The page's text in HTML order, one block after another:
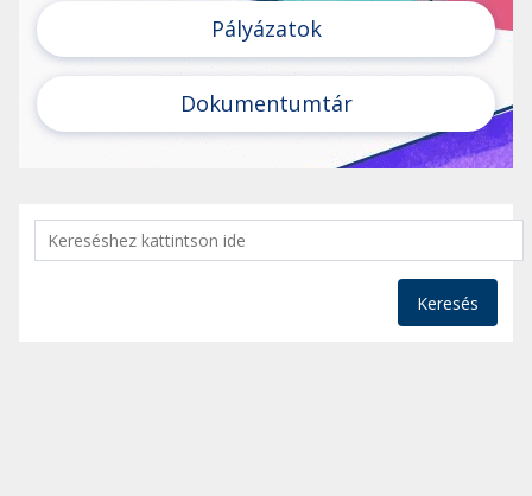
Pályázatok
Dokumentumtár
Keresés